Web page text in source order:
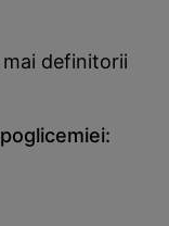
definitorii